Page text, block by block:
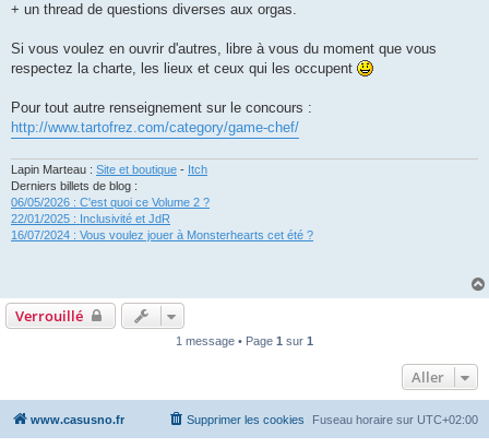
+ un thread de questions diverses aux orgas.
Si vous voulez en ouvrir d'autres, libre à vous du moment que vous
respectez la charte, les lieux et ceux qui les occupent
Pour tout autre renseignement sur le concours :
http://www.tartofrez.com/category/game-chef/
Lapin Marteau : Site et boutique - Itch
Derniers billets de blog :
06/05/2026 : C'est quoi ce Volume 2 ?
22/01/2025 : Inclusivité et JdR
16/07/2024 : Vous voulez jouer à Monsterhearts cet été ?
Verrouillé
1 message • Page 1 sur 1
Aller
www.casusno.fr Fuseau horaire sur UTC+02:00
Supprimer les cookies